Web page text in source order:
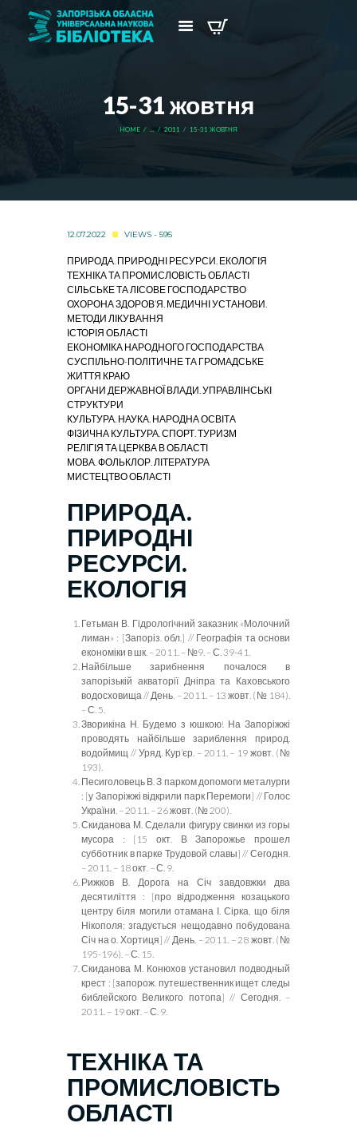
15-31 жовтня
HOME ... 2011 15-31 ЖОВТНЯ
12.07.2022 VIEWS - 595
ПРИРОДА. ПРИРОДНІ РЕСУРСИ. ЕКОЛОГІЯ
ТЕХНІКА ТА ПРОМИСЛОВІСТЬ ОБЛАСТІ
СІЛЬСЬКЕ ТА ЛІСОВЕ ГОСПОДАРСТВО
ОХОРОНА ЗДОРОВ’Я. МЕДИЧНІ УСТАНОВИ.
МЕТОДИ ЛІКУВАННЯ
ІСТОРІЯ ОБЛАСТІ
ЕКОНОМІКА НАРОДНОГО ГОСПОДАРСТВА
СУСПІЛЬНО-ПОЛІТИЧНЕ ТА ГРОМАДСЬКЕ
ЖИТТЯ КРАЮ
ОРГАНИ ДЕРЖАВНОЇ ВЛАДИ. УПРАВЛІНСЬКІ
СТРУКТУРИ
КУЛЬТУРА. НАУКА. НАРОДНА ОСВІТА
ФІЗИЧНА КУЛЬТУРА. СПОРТ. ТУРИЗМ
РЕЛІГІЯ ТА ЦЕРКВА В ОБЛАСТІ
МОВА. ФОЛЬКЛОР. ЛІТЕРАТУРА
МИСТЕЦТВО ОБЛАСТІ
ПРИРОДА.
ПРИРОДНІ
РЕСУРСИ.
ЕКОЛОГІЯ
Гетьман В. Гідрологічний заказник «Молочний
лиман» : [Запоріз. обл. ] // Географія та основи
економіки в шк. – 2011. – №9. – С. 39-41.
Найбільше зарибнення почалося в
запорізькій акваторії Дніпра та Каховського
водосховища // День. – 2011. – 13 жовт. (№ 184).
– С. 5.
Зворикіна Н. Будемо з юшкою! На Запоріжжі
проводять найбільше зариблення природ.
водоймищ // Уряд. Кур’єр. – 2011. – 19 жовт. (№
193).
Песиголовець В. З парком допомоги металурги
: [у Запоріжжі відкрили парк Перемоги] // Голос
України. – 2011. – 26 жовт. (№ 200).
Скиданова М.Сделали фигуру свинки из горы
мусора : [15 окт. В Запорожье прошел
субботник в парке Трудовой славы] // Сегодня.
– 2011. – 18 окт. – С. 9.
Рижков В. Дорога на Січ завдовжки два
десятиліття : [про відродження козацького
центру біля могили отамана І. Сірка, що біля
Нікополя; згадується нещодавно побудована
Січ на о. Хортиця] // День. – 2011. – 28 жовт. (№
195-196). – С. 15.
Скиданова М. Конюхов установил подводный
крест : [запорож. путешественник ищет следы
библейского Великого потопа] // Сегодня. –
2011. – 19 окт. – С. 9.
ТЕХНІКА ТА
ПРОМИСЛОВІСТЬ
ОБЛАСТІ